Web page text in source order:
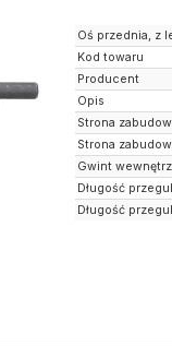
Oś przednia, z
Kod towaru
Producent
Opis
Strona
Strona
Gwint
Długość
Długość